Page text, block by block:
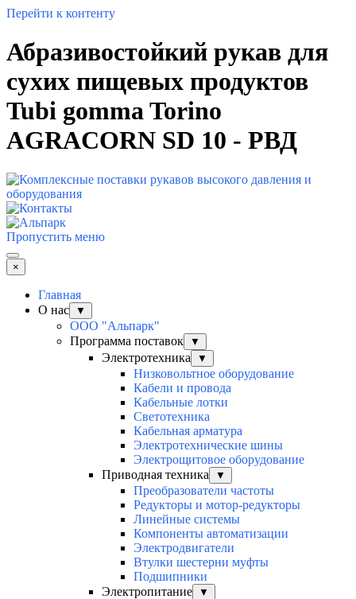
Перейти к контенту
Абразивостойкий рукав для
сухих пищевых продуктов
Tubi gomma Torino
AGRACORN SD 10 - РВД
Пропустить меню
×
Главная
О нас
▼
ООО "Альпарк"
Программа поставок
▼
Электротехника ▼
Низковольтное оборудование
Кабели и провода
Кабельные лотки
Светотехника
Кабельная арматура
Электротехнические шины
Электрощитовое оборудование
Приводная техника
▼
Преобразователи частоты
Редукторы и мотор-редукторы
Линейные системы
Компоненты автоматизации
Электродвигатели
Втулки шестерни муфты
Подшипники
Электропитание
▼